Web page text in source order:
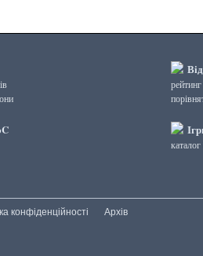
рейтинг
конфіденційності Архів